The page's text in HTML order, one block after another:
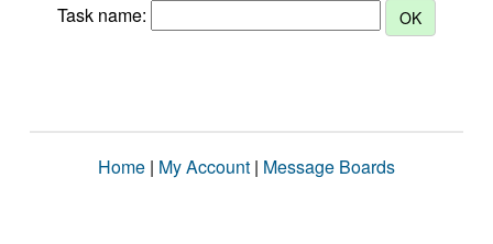
Task name:
Home | My Account | Message Boards